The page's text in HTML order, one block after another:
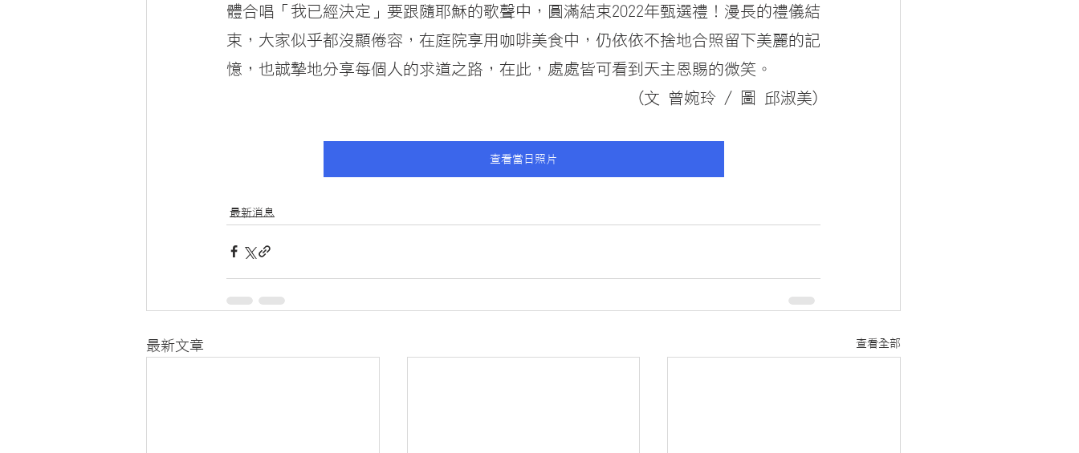
體合唱「我已經決定」要跟隨耶穌的歌聲中，圓滿結束2022年甄選禮！漫長的禮儀結
束，大家似乎都沒顯倦容，在庭院享用咖啡美食中，仍依依不捨地合照留下美麗的記
憶，也誠摯地分享每個人的求道之路，在此，處處皆可看到天主恩賜的微笑。
(文 曾婉玲 / 圖 邱淑美)
查看當日照片
最新消息
最新文章 查看全部